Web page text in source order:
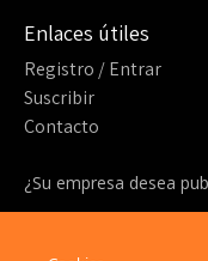
Enlaces útiles
Registro / Entrar
Suscribir
Contacto
¿Su empresa desea